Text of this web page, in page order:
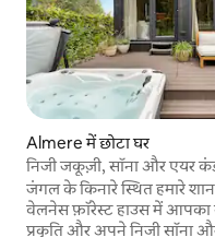
Almere में छोटा घर
निजी जकूज़ी, सॉना और एयर
लक्जरी फ़ॉरेस्ट हाउस
जंगल के किनारे स्थित हमारे
वेलनेस फ़ॉरेस्ट हाउस में आपका
प्रकृति और अपने निजी सॉना